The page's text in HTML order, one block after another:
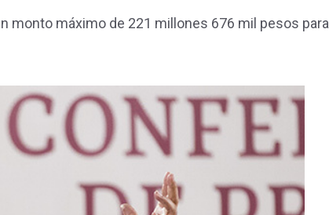
monto máximo de 221 millones 676 mil pesos para